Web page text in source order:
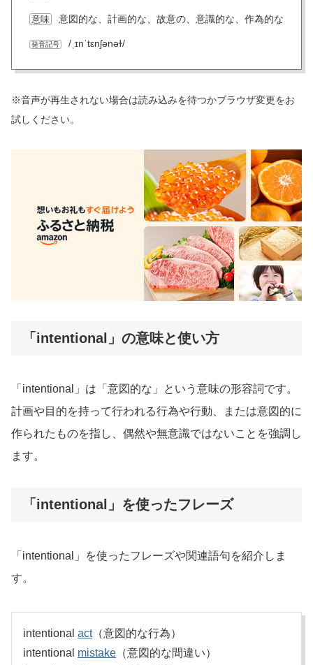
意味 意図的な、計画的な、故意の、意識的な、作為的な
発音記号 /ˌɪnˈtɛnʃənəɫ/
※音声が再生されない場合は読み込みを待つかブラウザ変更をお
試しください。
「intentional」の意味と使い方
「intentional」は「意図的な」という意味の形容詞です。
計画や目的を持って行われる行為や行動、または意図的に
作られたものを指し、偶然や無意識ではないことを強調し
ます。
「intentional」を使ったフレーズ
「intentional」を使ったフレーズや関連語句を紹介しま
す。
intentional act（意図的な行為）
intentional mistake （意図的な間違い）